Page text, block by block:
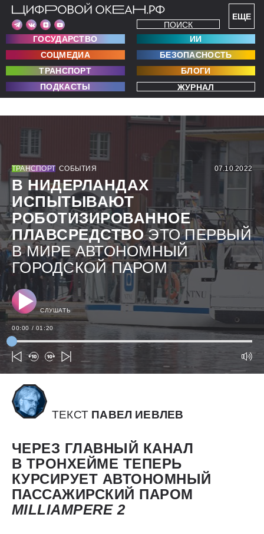
ЕЩЕ
ПОИСК
ГОСУДАРСТВО
ИИ
СОЦМЕДИА
БЕЗОПАСНОСТЬ
ТРАНСПОРТ
БЛОГИ
ПОДКАСТЫ
ЖУРНАЛ
ТРАНСПОРТ СОБЫТИЯ 07.10.2022
В НИДЕРЛАНДАХ
ИСПЫТЫВАЮТ
РОБОТИЗИРОВАННОЕ
ПЛАВСРЕДСТВОЭТО ПЕРВЫЙ
В МИРЕ АВТОНОМНЫЙ
ГОРОДСКОЙ ПАРОМ
СЛУШАТЬ
00:00 / 01:20
ТЕКСТ ПАВЕЛ ИЕВЛЕВ
ЧЕРЕЗ ГЛАВНЫЙ КАНАЛ
В ТРОНХЕЙМЕ ТЕПЕРЬ
КУРСИРУЕТ АВТОНОМНЫЙ
ПАССАЖИРСКИЙ ПАРОМ
MILLIAMPERE 2